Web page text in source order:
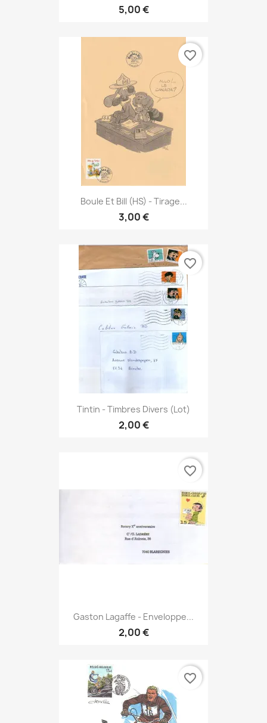
5,00 €
Boule Et Bill (HS) - Tirage...
3,00 €
favorite_border
Tintin - Timbres Divers (lot)
2,00 €
favorite_border
Gaston Lagaffe - Enveloppe...
2,00 €
favorite_border
favorite_border